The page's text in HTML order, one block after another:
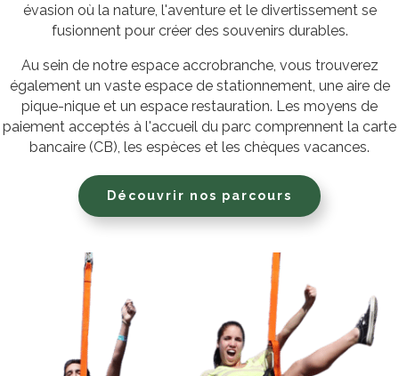
évasion où la nature, l'aventure et le divertissement se
fusionnent pour créer des souvenirs durables.
Au sein de notre espace accrobranche, vous trouverez
également un vaste espace de stationnement, une aire de
pique-nique et un espace restauration. Les moyens de
paiement acceptés à l'accueil du parc comprennent la carte
bancaire (CB), les espèces et les chèques vacances.
Découvrir nos parcours